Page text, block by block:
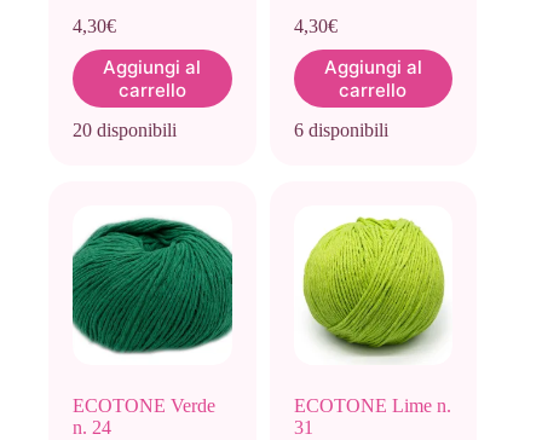
4,30€
Aggiungi al
carrello
20 disponibili
4,30€
Aggiungi al
carrello
6 disponibili
ECOTONE Verde
n. 24
ECOTONE Lime n.
31